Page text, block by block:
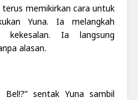
memikirkan cara untuk
Yuna. Ia melangkah
kekesalan. Ia langsung
alasan.
sentak Yuna sambil